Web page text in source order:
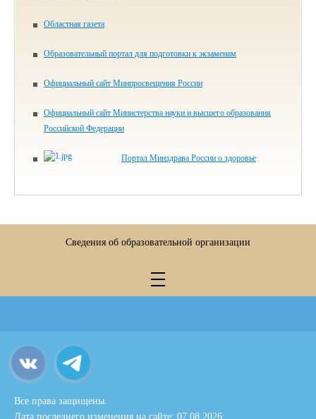
Областная газета
Образовательный портал для подготовки к экзаменам
Официальный сайт Минпросвещения России
Официальный сайт Министерства науки и высшего образования
Российской Федерации
Портал Минздрава России о здоровье
Сведения об образовательной организации
Все права защищены.
Дата последнего изменения на сайте: 07.08.2026